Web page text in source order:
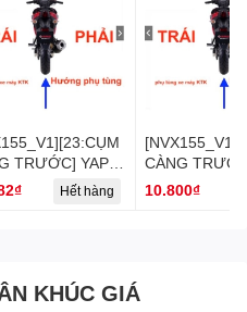
TRƯỚC] YAPT-
DÂY THẮNG
Hết hàng
CÀNG
2813 ỐP
10.800₫
KHÚC GIÁ